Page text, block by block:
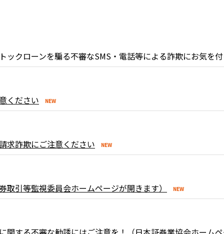
ックローンを騙る不審なSMS・電話等による詐欺にお気を
ください
求詐欺にご注意ください
取引等監視委員会ホームページが開きます）